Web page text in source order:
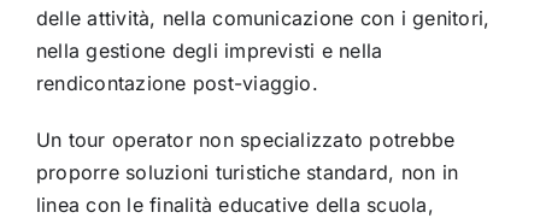
delle attività, nella comunicazione con i genitori,
nella gestione degli imprevisti e nella
rendicontazione post-viaggio.
Un tour operator non specializzato potrebbe
proporre soluzioni turistiche standard, non in
linea con le finalità educative della scuola,